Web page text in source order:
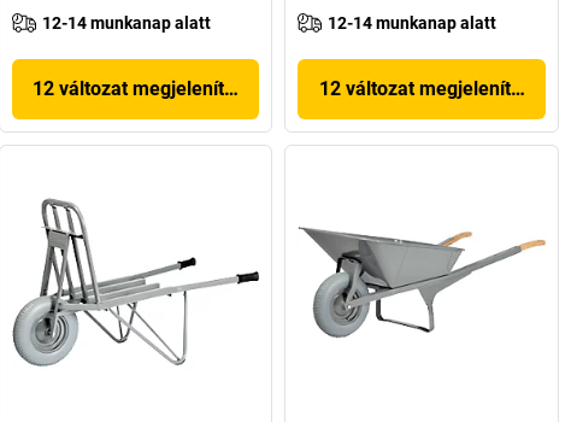
12-14 munkanap alatt
12 változat megjelenítése
12-14 munkanap alatt
12 változat megjelenítése